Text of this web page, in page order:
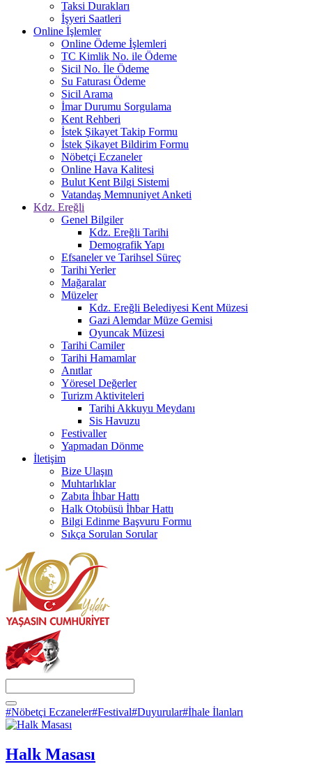
Taksi Durakları
İşyeri Saatleri
Online İşlemler
Online Ödeme İşlemleri
TC Kimlik No. ile Ödeme
Sicil No. İle Ödeme
Su Faturası Ödeme
Sicil Arama
İmar Durumu Sorgulama
Kent Rehberi
İstek Şikayet Takip Formu
İstek Şikayet Bildirim Formu
Nöbetçi Eczaneler
Online Hava Kalitesi
Bulut Kent Bilgi Sistemi
Vatandaş Memnuniyet Anketi
Kdz. Ereğli
Genel Bilgiler
Kdz. Ereğli Tarihi
Demografik Yapı
Efsaneler ve Tarihsel Süreç
Tarihi Yerler
Mağaralar
Müzeler
Kdz. Ereğli Belediyesi Kent Müzesi
Gazi Alemdar Müze Gemisi
Oyuncak Müzesi
Tarihi Camiler
Tarihi Hamamlar
Anıtlar
Yöresel Değerler
Turizm Aktiviteleri
Tarihi Akkuyu Meydanı
Sis Havuzu
Festivaller
Yapmadan Dönme
İletişim
Bize Ulaşın
Muhtarlıklar
Zabıta İhbar Hattı
Halk Otobüsü İhbar Hattı
Bilgi Edinme Başvuru Formu
Sıkça Sorulan Sorular
#Nöbetçi Eczaneler#Festival#Duyurular#İhale İlanları
Halk Masası